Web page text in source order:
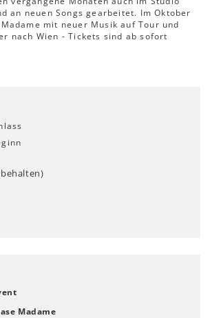
an neuen Songs gearbeitet. Im Oktober
mit neuer Musik auf Tour und
nach Wien - Tickets sind ab sofort
Madame